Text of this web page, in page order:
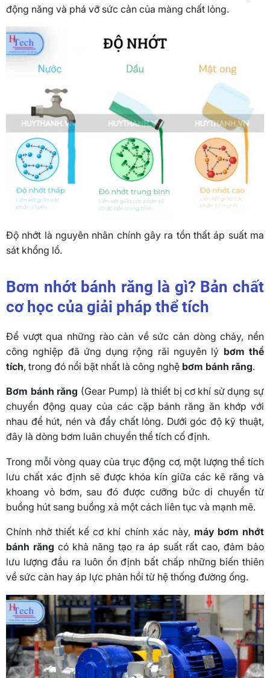
động năng và phá vỡ sức cản của màng chất lỏng.
Độ nhớt là nguyên nhân chính gây ra tổn thất áp suất ma
sát khổng lồ.
Bơm nhớt bánh răng là gì? Bản chất
cơ học của giải pháp thể tích
Để vượt qua những rào cản về sức cản dòng chảy, nền
công nghiệp đã ứng dụng rộng rãi nguyên lý bơm thể
tích, trong đó nổi bật nhất là công nghệ bơm bánh răng.
Bơm bánh răng (Gear Pump) là thiết bị cơ khí sử dụng sự
chuyển động quay của các cặp bánh răng ăn khớp với
nhau để hút, nén và đẩy chất lỏng. Dưới góc độ kỹ thuật,
đây là dòng bơm luân chuyển thể tích cố định.
Trong mỗi vòng quay của trục động cơ, một lượng thể tích
lưu chất xác định sẽ được khóa kín giữa các kẽ răng và
khoang vỏ bơm, sau đó được cưỡng bức di chuyển từ
buồng hút sang buồng xả một cách liên tục và mạnh mẽ.
Chính nhờ thiết kế cơ khí chính xác này, máy bơm nhớt
bánh răng có khả năng tạo ra áp suất rất cao, đảm bảo
lưu lượng đầu ra luôn ổn định bất chấp những biến thiên
về sức cản hay áp lực phản hồi từ hệ thống đường ống.